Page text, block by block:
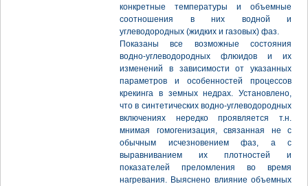
конкретные температуры и объемные
соотношения в них водной и
углеводородных (жидких и газовых) фаз.
Показаны все возможные состояния
водно-углеводородных флюидов и их
изменений в зависимости от указанных
параметров и особенностей процессов
крекинга в земных недрах. Установлено,
что в синтетических водно-углеводородных
включениях нередко проявляется т.н.
мнимая гомогенизация, связанная не с
обычным исчезновением фаз, а с
выравниванием их плотностей и
показателей преломления во время
нагревания. Выяснено влияние объемных